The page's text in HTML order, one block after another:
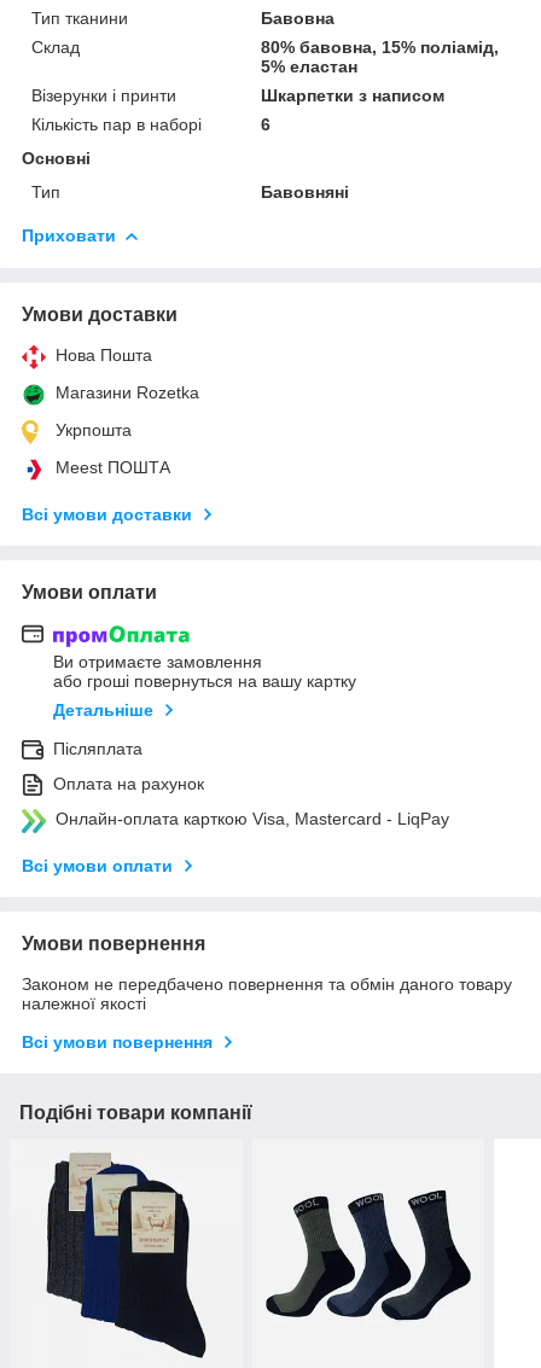
Тип тканини
Бавовна
Склад
80% бавовна, 15% поліамід,
5% еластан
Візерунки і принти
Шкарпетки з написом
Кількість пар в наборі
6
Основні
Тип
Бавовняні
Приховати
Умови доставки
Нова Пошта
Магазини Rozetka
Укрпошта
Meest ПОШТА
Всі умови доставки
Умови оплати
Ви отримаєте замовлення
або гроші повернуться на вашу картку
Детальніше
Післяплата
Оплата на рахунок
Онлайн-оплата карткою Visa, Mastercard - LiqPay
Всі умови оплати
Умови повернення
Законом не передбачено повернення та обмін даного товару
належної якості
Всі умови повернення
Подібні товари компанії